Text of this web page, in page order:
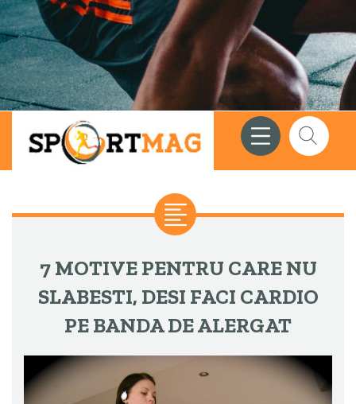
Meniu
Căutare
7 MOTIVE PENTRU CARE NU
SLABESTI, DESI FACI CARDIO
PE BANDA DE ALERGAT